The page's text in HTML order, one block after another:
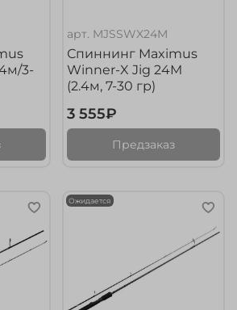
3-
арт. MJSSWX24M
Спиннинг Maximus
Winner-X Jig 24M
(2.4м, 7-30 гр)
3 555₽
Предзаказ
Ожидается